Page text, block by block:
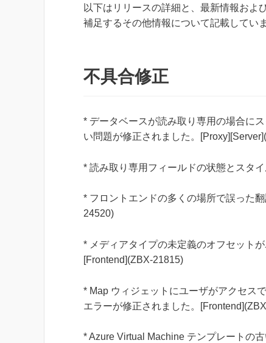
以下はリリースの詳細と、最新情報およ
補足するその他情報について記載していま
不具合修正
* データベースが読み取り専用の場合に
い問題が修正されました。
* 読み取り専用フィールドの状態とスタ
* フロントエンドの多くの場所で誤った
24520)
* メディアタイプの未定義のオフセット
[Frontend](ZBX-21815)
* Map ウィジェットにユーザがアクセス
エラーが修正されました。
* Azure Virtual Machine テンプレートの